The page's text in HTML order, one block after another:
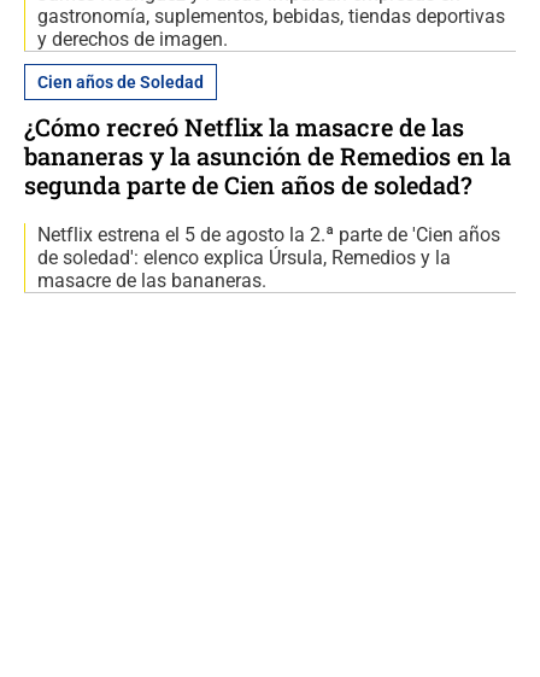
gastronomía, suplementos, bebidas, tiendas deportivas
y derechos de imagen.
Cien años de Soledad
¿Cómo recreó Netflix la masacre de las
bananeras y la asunción de Remedios en la
segunda parte de Cien años de soledad?
Netflix estrena el 5 de agosto la 2.ª parte de 'Cien años
de soledad': elenco explica Úrsula, Remedios y la
masacre de las bananeras.